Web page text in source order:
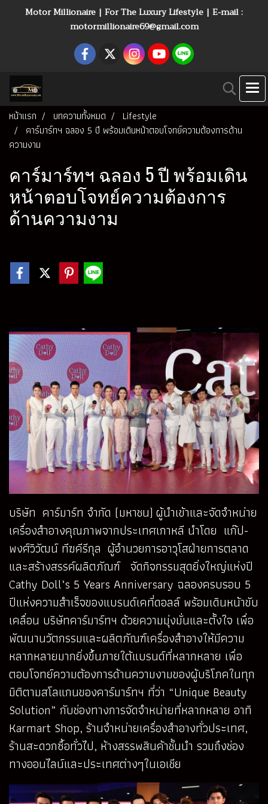
Motor Millionaire | For The Luxury Lifestyle | E-mail :
motormillionaire69@gmail.com
หน้าแรก บทความทั้งหมด
Lifestyle
คาร์มาร์ทฯ ฉลอง 5 ปี พร้อมเดินหน้าตอบโจทย์ความต้องการด้าน
ความงาม
คาร์มาร์ทฯ ฉลอง 5 ปี พร้อมเดิน
หน้าตอบโจทย์ความต้องการ
ด้านความงาม
บริษัท คาร์มาร์ท จำกัด (มหาชน) ผู้นำเข้าและจัดจำหน่าย
เครื่องสำอางคุณภาพจากประเทศเกาหลี นำโดย แก๊ป-
พงศ์วิวัฒน์ ทีฆคีรีกุล ผู้อำนวยการอาวุโสฝ่ายการตลาด
และสร้างสรรค์ผลิตภัณฑ์ จัดกิจกรรมสุดยิ่งใหญ่แห่งปี
Cathy Doll’s 5 Years Anniversary ฉลองครบรอบ 5
ปีแห่งความสำเร็จของแบรนด์เคที่ดอลล์ พร้อมเดินหน้าขับ
เคลื่อน บริษัทคาร์มาร์ทฯ ด้วยความมุ่งมั่นและตั้งใจ เพื่อ
พัฒนานวัตกรรมและผลิตภัณฑ์เครื่องสำอางให้มีความ
หลากหลายมากยิ่งขึ้นภายใต้แบรนด์ที่หลากหลาย เพื่อ
ตอบโจทย์ความต้องการด้านความงามของผู้บริโภคในทุก
มิติตามสโลแกนของคาร์มาร์ทฯ ที่ว่า “Unique Beauty
Solution” กับช่องทางการจัดจำหน่ายที่หลากหลาย อาทิ
Karmart Shop, ร้านจำหน่ายเครื่องสำอางทั่วประเทศ,
ร้านสะดวกซื้อทั่วไป, ห้างสรรพสินค้าชั้นนำ รวมถึงช่อง
ทางออนไลน์และประเทศต่างๆในเอเชีย